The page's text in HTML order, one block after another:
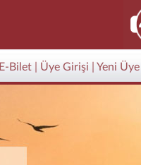
E-Bilet| Üye Girişi Yeni Üye